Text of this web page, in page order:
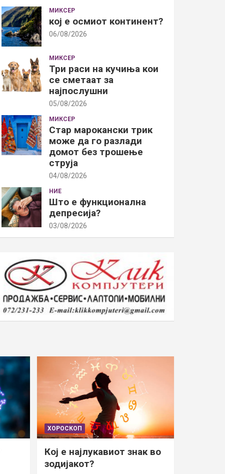
МИКСЕР
кој е осмиот континент?
06/08/2026
МИКСЕР
Три раси на кучиња кои
се сметаат за
најпослушни
05/08/2026
МИКСЕР
Стар марокански трик
може да го разлади
домот без трошење
струја
04/08/2026
НИЕ
Што е функционална
депресија?
03/08/2026
ХОРОСКОП
Кој е најлукавиот знак во
зодијакот?